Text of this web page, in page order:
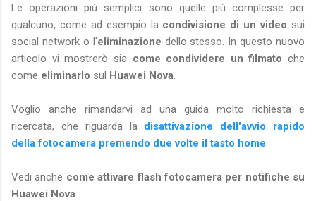
Le operazioni più semplici sono quelle più complesse per
qualcuno, come ad esempio la condivisione di un video sui
social network o l'eliminazione dello stesso. In questo nuovo
articolo vi mostrerò sia come condividere un filmato che
come eliminarlo sul Huawei Nova
Voglio anche rimandarvi ad una guida molto richiesta e
ricercata, che riguarda la disattivazione dell'avvio rapido
della fotocamera premendo due volte il tasto home
Vedi anche come attivare flash fotocamera per notifiche su
Huawei Nova